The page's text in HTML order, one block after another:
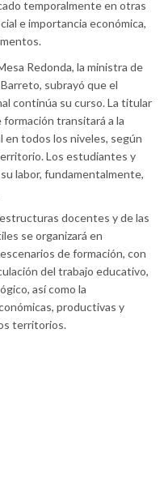
temporalmente en otras
e importancia económica,
Redonda, la ministra de
subrayó que el
continúa su curso. La titular
transitará a la
en todos los niveles, según
Los estudiantes y
labor, fundamentalmente,
docentes y de las
se organizará en
de formación, con
del trabajo educativo,
así como la
productivas y
territorios.